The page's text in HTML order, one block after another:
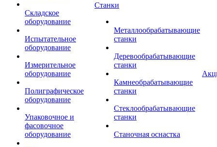
Складское
оборудование
Испытательное
оборудование
Измерительное
оборудование
Полиграфическое
оборудование
Упаковочное и
фасовочное
оборудование
Станки
Металлообрабатывающие
станки
Деревообрабатывающие
станки
Камнеобрабатывающие
станки
Стеклообрабатывающие
станки
Станочная оснастка